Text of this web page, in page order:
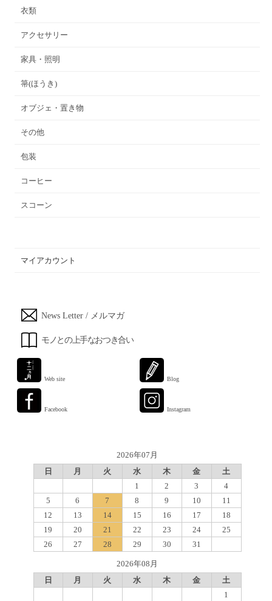
衣類
アクセサリー
家具・照明
箒(ほうき)
オブジェ・置き物
その他
包装
コーヒー
スコーン
マイアカウント
News Letter / メルマガ
モノとの上手なおつき合い
Web site Blog
Facebook Instagram
2026年07月
日
月 火 水 木 金
土
1
2 3
4
5
6 7 8 9 10
11
12
13 14 15 16 17
18
19
20 21 22 23 24
25
26
27 28 29 30 31
2026年08月
日
月 火 水 木 金
土
1